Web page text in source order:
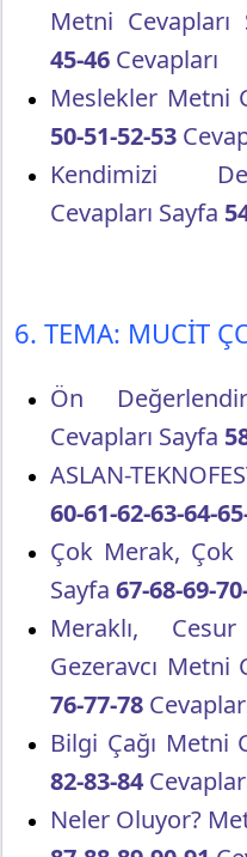
Metni Cevapları
45-46 Cevapları
Meslekler Metni
50-51-52-53
Kendimizi
Cevapları Sayfa
6. TEMA: MUCİT
Ön
Cevapları Sayfa
ASLAN-
60-61-62-63-64-
Çok Merak, Çok
Sayfa 67-68-69-
Meraklı,
Gezeravcı Metni
76-77-78
Bilgi Çağı Metni
82-83-84
Neler Oluyor?